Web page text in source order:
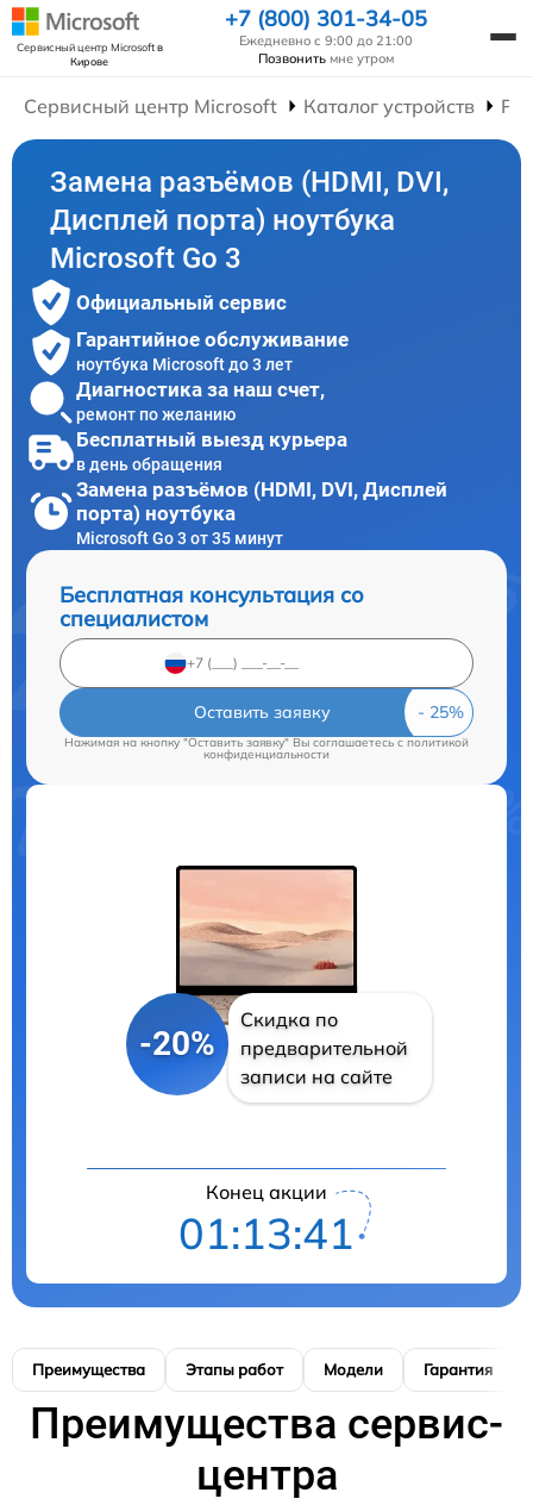
Сервисный центр Microsoftв
Кирове
+7 (800) 301-34-05
Ежедневно с 9:00 до 21:00
Позвонить мне утром
Сервисный центр Microsoft Каталог устройств
Замена разъёмов (HDMI, DVI,
Дисплей порта) ноутбука
Microsoft Go 3
Официальный сервис
Гарантийное обслуживание
ноутбука Microsoft до 3 лет
Диагностика за наш счет,
ремонт по желанию
Бесплатный выезд курьера
в день обращения
Замена разъёмов (HDMI, DVI, Дисплей
порта) ноутбука
Microsoft Go 3 от 35 минут
Бесплатная консультация со
специалистом
Оставить заявку
Нажимая на кнопку "Оставить заявку" Вы соглашаетесь cполитикой
конфиденциальности
-20%
Скидка по
предварительной
записи на сайте
Конец акции
01:13:41
Преимущества Этапы работ Модели Гарантия
Преимущества сервис-
центра